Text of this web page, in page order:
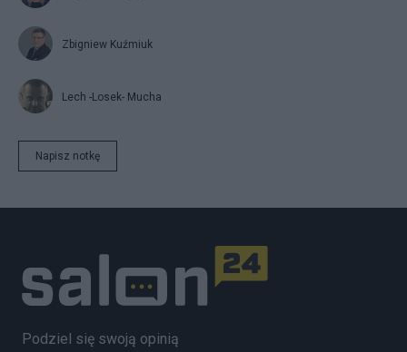
Zbigniew Kuźmiuk
Lech -Losek- Mucha
Napisz notkę
Podziel się swoją opinią